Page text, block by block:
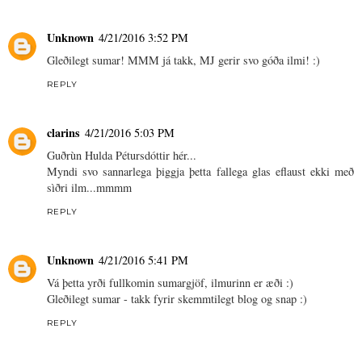
Unknown 4/21/2016 3:52 PM
Gleðilegt sumar! MMM já takk, MJ gerir svo góða ilmi! :)
REPLY
clarins 4/21/2016 5:03 PM
Guðrùn Hulda Pétursdóttir hér...
Myndi svo sannarlega þiggja þetta fallega glas eflaust ekki með
sìðri ilm...mmmm
REPLY
Unknown 4/21/2016 5:41 PM
Vá þetta yrði fullkomin sumargjöf, ilmurinn er æði :)
Gleðilegt sumar - takk fyrir skemmtilegt blog og snap :)
REPLY